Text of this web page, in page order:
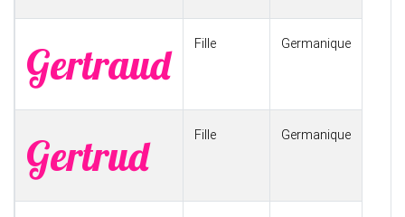
Gertraud Fille Germanique
Gertrud Fille Germanique